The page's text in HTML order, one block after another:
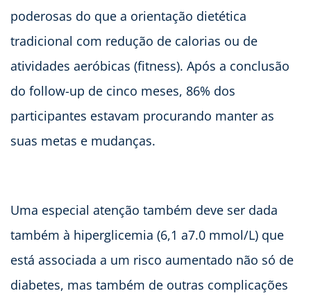
poderosas do que a orientação dietética
tradicional com redução de calorias ou de
atividades aeróbicas (fitness). Após a conclusão
do follow-up de cinco meses, 86% dos
participantes estavam procurando manter as
suas metas e mudanças.
Uma especial atenção também deve ser dada
também à hiperglicemia (6,1 a7.0 mmol/L) que
está associada a um risco aumentado não só de
diabetes, mas também de outras complicações